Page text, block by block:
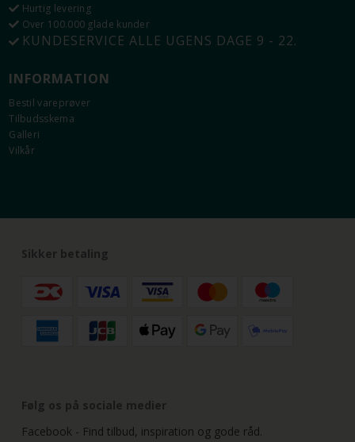
Hurtig levering
Over 100.000 glade kunder
KUNDESERVICE ALLE UGENS DAGE 9 - 22.
INFORMATION
Bestil vareprøver
Tilbudsskema
Galleri
Vilkår
Sikker betaling
Følg os på sociale medier
Facebook - Find tilbud, inspiration og gode råd.